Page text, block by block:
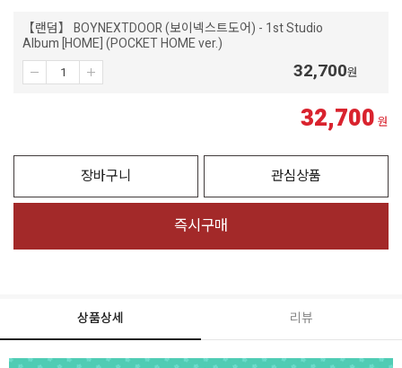
【랜덤】 BOYNEXTDOOR (보이넥스트도어) - 1st Studio
Album [HOME] (POCKET HOME ver.)
32,700원
32,700 원
장바구니 관심상품
즉시구매
상품상세 리뷰